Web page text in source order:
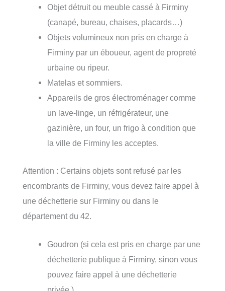
Objet détruit ou meuble cassé à Firminy
(canapé, bureau, chaises, placards…)
Objets volumineux non pris en charge à
Firminy par un éboueur, agent de propreté
urbaine ou ripeur.
Matelas et sommiers.
Appareils de gros électroménager comme
un lave-linge, un réfrigérateur, une
gazinière, un four, un frigo à condition que
la ville de Firminy les acceptes.
Attention : Certains objets sont refusé par les
encombrants de Firminy, vous devez faire appel à
une déchetterie sur Firminy ou dans le
département du 42.
Goudron (si cela est pris en charge par une
déchetterie publique à Firminy, sinon vous
pouvez faire appel à une déchetterie